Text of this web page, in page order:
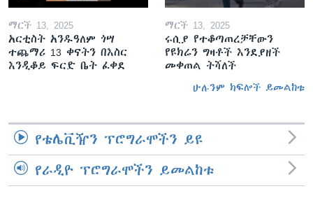
ማርች 13, 2025
አርቲስት አንዱዓለም ጎሣ
ተጨማሪ 13 ቀናትን በእስር
እንዲቆይ ፍርድ ቤት ፈቀደ
ማርች 13, 2025
ሩሲያ የተቆጣጠረቻቸውን
የዩክሬን ግዛቶች እንደያዘች
መቀጠል ትሻለች
ሁሉንም ክፍሎች ይመልከቱ
የቴሌቪዥን ፕሮግራሞችን ይዩ
የራዲዮ ፕሮግራሞችን ይመልከቱ